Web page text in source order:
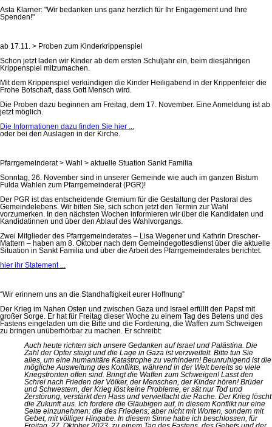
Asta Klarner: "Wir bedanken uns ganz herzlich für Ihr Engagement und Ihre
Spenden!"
ab 17.11. > Proben zum Kinderkrippenspiel
Schon jetzt laden wir Kinder ab dem ersten Schuljahr ein, beim diesjährigen
Krippenspiel mitzumachen.
Mit dem Krippenspiel verkündigen die Kinder Heiligabend in der Krippenfeier die
Frohe Botschaft, dass Gott Mensch wird.
Die Proben dazu beginnen am Freitag, dem 17. November. Eine Anmeldung ist ab
jetzt möglich.
Die Informationen dazu finden Sie hier ...
oder bei den Auslagen in der Kirche.
Pfarrgemeinderat > Wahl > aktuelle Stuation Sankt Familia
Sonntag, 26. November sind in unserer Gemeinde wie auch im ganzen Bistum
Fulda Wahlen zum Pfarrgemeinderat (PGR)!
Der PGR ist das entscheidende Gremium für die Gestaltung der Pastoral des
Gemeindelebens. Wir bitten Sie, sich schon jetzt den Termin zur Wahl
vorzumerken. In den nächsten Wochen informieren wir über die Kandidaten und
Kandidatinnen und über den Ablauf des Wahlvorgangs.
Zwei Mitglieder des Pfarrgemeinderates – Lisa Wegener und Kathrin Drescher-
Mattern – haben am 8. Oktober nach dem Gemeindegottesdienst über die aktuelle
Situation in Sankt Familia und über die Arbeit des Pfarrgemeinderates berichtet.
hier ihr Statement ...
“Wir erinnern uns an die Standhaftigkeit eurer Hoffnung”
Der Krieg im Nahen Osten und zwischen Gaza und Israel erfüllt den Papst mit
großer Sorge. Er hat für Freitag dieser Woche zu einem Tag des Betens und des
Fastens eingeladen um die Bitte und die Forderung, die Waffen zum Schweigen
zu bringen unüberhörbar zu machen. Er schreibt:
Auch heute richten sich unsere Gedanken auf Israel und Palästina. Die
Zahl der Opfer steigt und die Lage in Gaza ist verzweifelt. Bitte tun Sie
alles, um eine humanitäre Katastrophe zu verhindern! Beunruhigend ist die
mögliche Ausweitung des Konflikts, während in der Welt bereits so viele
Kriegsfronten offen sind. Bringt die Waffen zum Schweigen! Lasst den
Schrei nach Frieden der Völker, der Menschen, der Kinder hören! Brüder
und Schwestern, der Krieg löst keine Probleme, er sät nur Tod und
Zerstörung, verstärkt den Hass und vervielfacht die Rache. Der Krieg löscht
die Zukunft aus. Ich fordere die Gläubigen auf, in diesem Konflikt nur eine
Seite einzunehmen: die des Friedens; aber nicht mit Worten, sondern mit
Gebet, mit völliger Hingabe. In diesem Sinne habe ich beschlossen, für